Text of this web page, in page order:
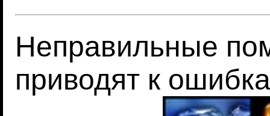
Неправильные
приводят к